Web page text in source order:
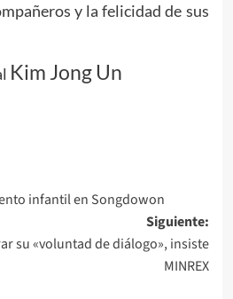
y la felicidad de sus
Kim Jong Un
infantil en Songdowon
Siguiente:
su «voluntad de diálogo», insiste
MINREX